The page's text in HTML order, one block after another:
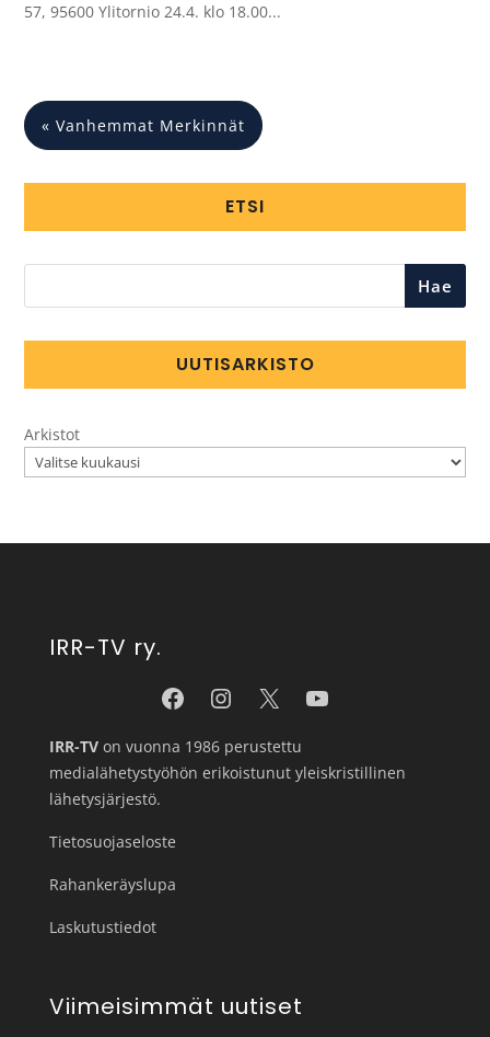
57, 95600 Ylitornio 24.4. klo 18.00...
« Vanhemmat Merkinnät
ETSI
Hae
UUTISARKISTO
Arkistot
IRR-TV ry.
IRR-TVon vuonna 1986 perustettu
medialähetystyöhön erikoistunut yleiskristillinen
lähetysjärjestö.
Tietosuojaseloste
Rahankeräyslupa
Laskutustiedot
Viimeisimmät uutiset